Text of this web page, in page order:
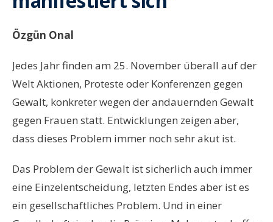
Özgün Onal
Jedes Jahr finden am 25. November überall auf der
Welt Aktionen, Proteste oder Konferenzen gegen
Gewalt, konkreter wegen der andauernden Gewalt
gegen Frauen statt. Entwicklungen zeigen aber,
dass dieses Problem immer noch sehr akut ist.
Das Problem der Gewalt ist sicherlich auch immer
eine Einzelentscheidung, letzten Endes aber ist es
ein gesellschaftliches Problem. Und in einer